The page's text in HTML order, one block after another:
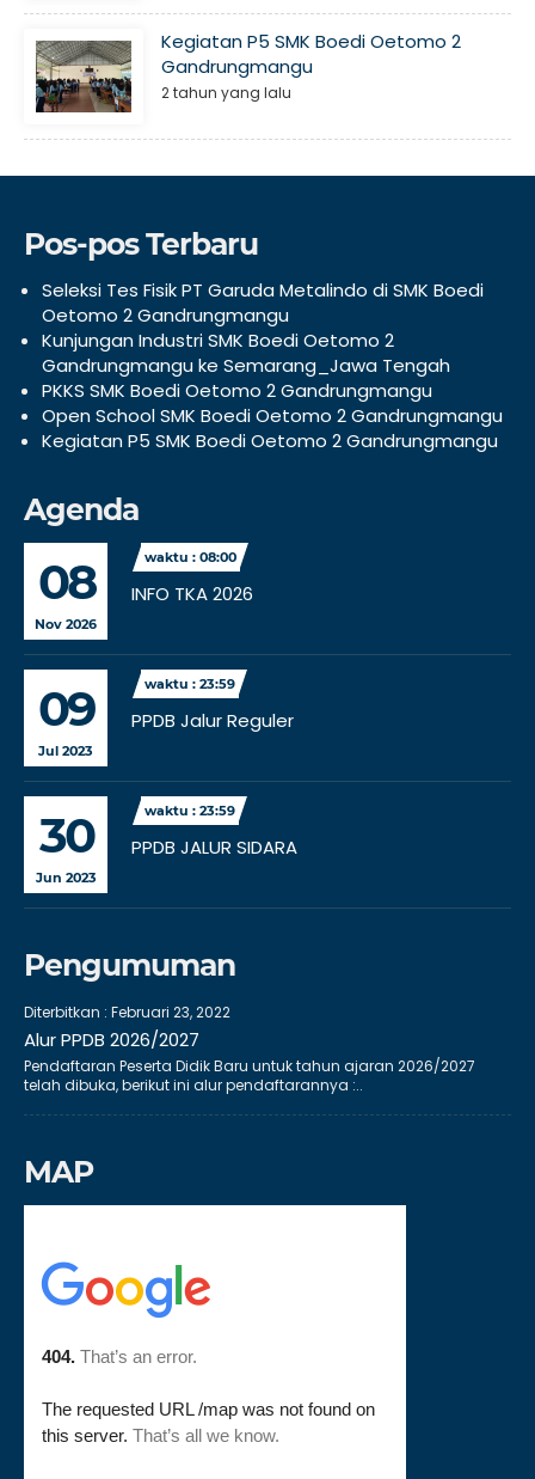
Kegiatan P5 SMK Boedi Oetomo 2
Gandrungmangu
2 tahun yang lalu
Pos-pos Terbaru
Seleksi Tes Fisik PT Garuda Metalindo di SMK Boedi
Oetomo 2 Gandrungmangu
Kunjungan Industri SMK Boedi Oetomo 2
Gandrungmangu ke Semarang_Jawa Tengah
PKKS SMK Boedi Oetomo 2 Gandrungmangu
Open School SMK Boedi Oetomo 2 Gandrungmangu
Kegiatan P5 SMK Boedi Oetomo 2 Gandrungmangu
Agenda
08
Nov 2026
waktu : 08:00
INFO TKA 2026
09
Jul 2023
waktu : 23:59
PPDB Jalur Reguler
30
Jun 2023
waktu : 23:59
PPDB JALUR SIDARA
Pengumuman
Diterbitkan : Februari 23, 2022
Alur PPDB 2026/2027
Pendaftaran Peserta Didik Baru untuk tahun ajaran 2026/2027
telah dibuka, berikut ini alur pendaftarannya :..
MAP